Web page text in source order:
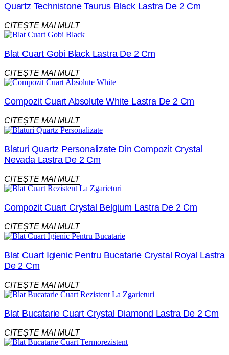
Quartz Technistone Taurus Black Lastra De 2 Cm
CITEȘTE MAI MULT
Blat Cuart Gobi Black Lastra De 2 Cm
CITEȘTE MAI MULT
Compozit Cuart Absolute White Lastra De 2 Cm
CITEȘTE MAI MULT
Blaturi Quartz Personalizate Din Compozit Crystal
Nevada Lastra De 2 Cm
CITEȘTE MAI MULT
Compozit Cuart Crystal Belgium Lastra De 2 Cm
CITEȘTE MAI MULT
Blat Cuart Igienic Pentru Bucatarie Crystal Royal Lastra
De 2 Cm
CITEȘTE MAI MULT
Blat Bucatarie Cuart Crystal Diamond Lastra De 2 Cm
CITEȘTE MAI MULT